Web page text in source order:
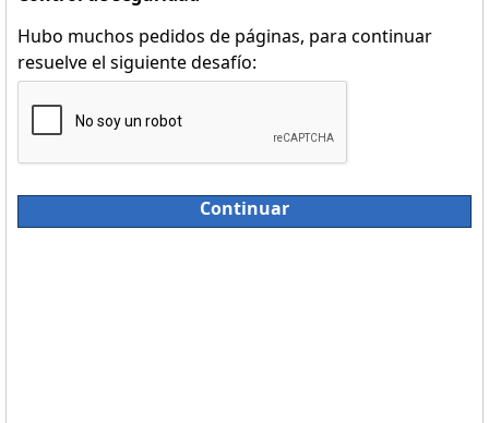
Hubo muchos pedidos de páginas, para continuar
resuelve el siguiente desafío:
Continuar